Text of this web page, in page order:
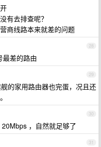
有去排查呢？
商线路本来就差的问题
28
最差的路由
29
的家用路由器也完蛋，况且还
30
，自然就足够了
31